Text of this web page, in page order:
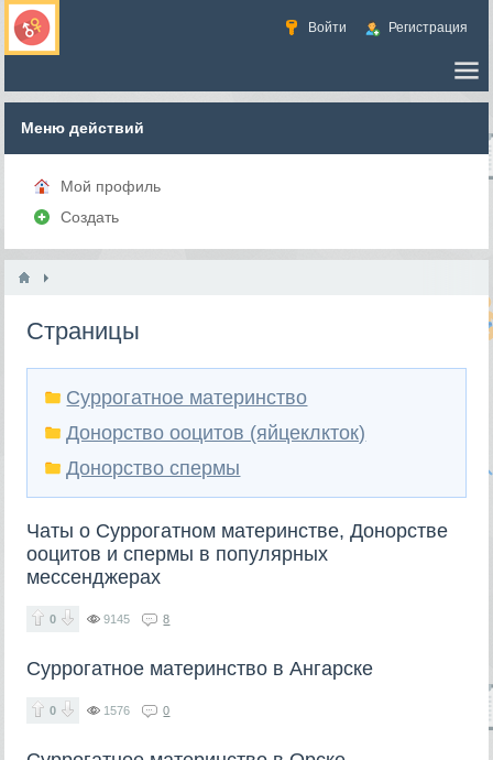
Войти Регистрация
Меню действий
Мой профиль
Создать
Страницы
Суррогатное материнство
Донорство ооцитов (яйцеклкток)
Донорство спермы
Чаты о Суррогатном материнстве, Донорстве
ооцитов и спермы в популярных
мессенджерах
0 9145 8
Суррогатное материнство в Ангарске
0 1576 0